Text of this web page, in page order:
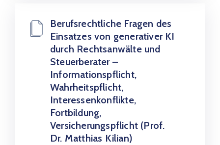
Berufsrechtliche Fragen des
Einsatzes von generativer KI
durch Rechtsanwälte und
Steuerberater –
Informationspflicht,
Wahrheitspflicht,
Interessenkonflikte,
Fortbildung,
Versicherungspflicht (Prof.
Dr. Matthias Kilian)